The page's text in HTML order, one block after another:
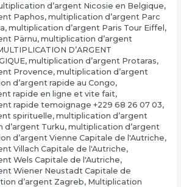
d’argent Nicosie en Belgique,
Paphos, multiplication d’argent Parc
, multiplication d’argent Paris Tour Eiffel,
Pärnu, multiplication d’argent
D’ARGENT
, multiplication d’argent Protaras,
Provence, multiplication d’argent
d’argent rapide au Congo,
rapide en ligne et vite fait,
rapide temoignage +229 68 26 07 03,
spirituelle, multiplication d’argent
d’argent Turku, multiplication d’argent
d’argent Vienne Capitale de l'Autriche,
Villach Capitale de l'Autriche,
Wels Capitale de l'Autriche,
Wiener Neustadt Capitale de
d’argent Zagreb, Multiplication